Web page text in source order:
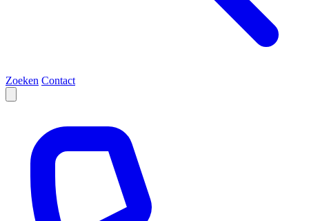
Zoeken Contact